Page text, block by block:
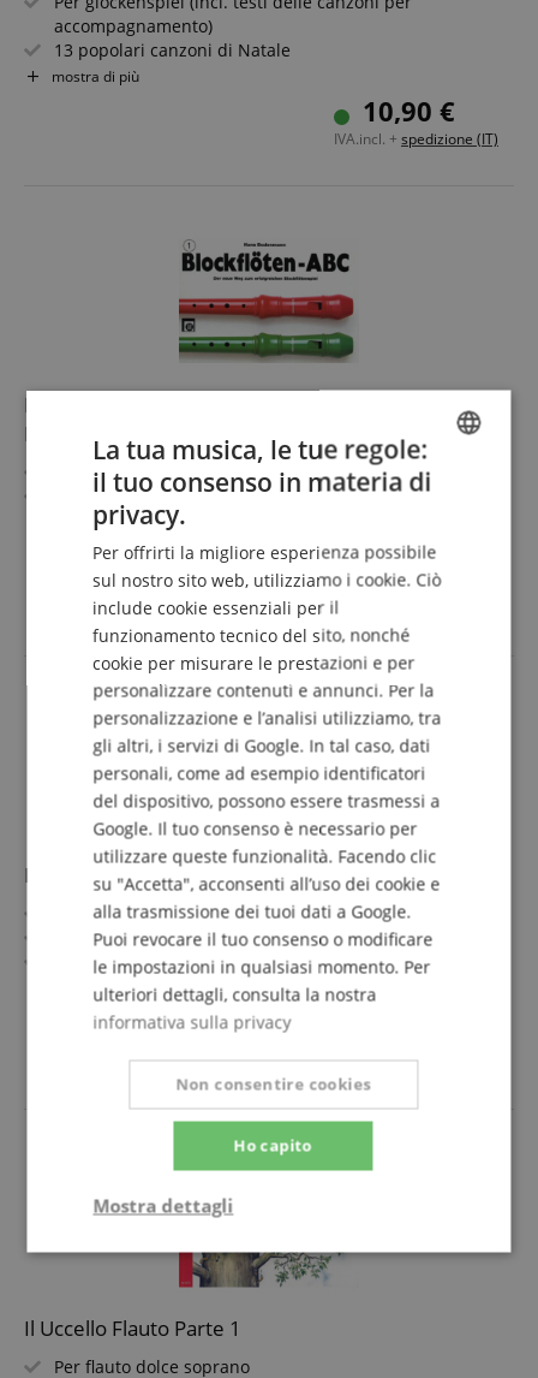
accompagnamento)
13 popolari canzoni di Natale
Arrangiato da Claudia Saxinger
Include adesivi colorati, anche per altri strumenti
mostra di più
10,90 €
IVA.incl. + spedizione (IT)
Hans Bodenmann - ABC Del Flauto Dolce Per Flauti
In C
Corretta postura del corpo e dello strumento
Il gioco con note singole, doppie, triple e quadruple e
pause
Note e pause da ottavo
Canzoni per bambini e popolari
Melodie classiche
mostra di più
9,95 €
IVA.incl. +
Inizio Precoce al Violino Volume 1
Metodo di violino per bambini dai 4 anni
Di Egon Sassmannshaus
Estensione: 64 pagine
IVA.incl. +spedizione (IT)
Il Uccello Flauto Parte 1
Per flauto dolce soprano
ENGLISH
ITALIAN
SPANISH
La tua musica, le tue regole:
il tuo consenso in materia di
privacy.
Per offrirti la migliore esperienza possibile
sul nostro sito web, utilizziamo i cookie. Ciò
include cookie essenziali per il
funzionamento tecnico del sito, nonché
cookie per misurare le prestazioni e per
personalizzare contenuti e annunci. Per la
personalizzazione e l’analisi utilizziamo, tra
gli altri, i servizi di Google. In tal caso, dati
personali, come ad esempio identificatori
del dispositivo, possono essere trasmessi a
Google. Il tuo consenso è necessario per
utilizzare queste funzionalità. Facendo clic
su "Accetta", acconsenti all’uso dei cookie e
alla trasmissione dei tuoi dati a Google.
Puoi revocare il tuo consenso o modificare
le impostazioni in qualsiasi momento. Per
ulteriori dettagli, consulta la nostra
informativa sulla privacy
Ho capito
Non consentire cookies
Mostra dettagli
Strettamente
necessario
Prestazione
Targeting Funzionalità